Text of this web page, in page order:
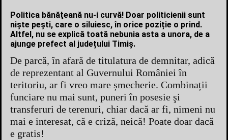
Politica bănăţeană nu-i curvă! Doar politicienii sunt
nişte peşti, care o siluiesc, în orice poziție o prind.
Altfel, nu se explică toată nebunia asta a unora, de a
ajunge prefect al județului Timiş.
De parcă, în afară de titulatura de demnitar, adică
de reprezentant al Guvernului României în
teritoriu, ar fi vreo mare șmecherie. Combinații
funciare nu mai sunt, puneri în posesie şi
transferuri de terenuri, chiar dacă ar fi, nimeni nu
mai e interesat, că e criză, neică! Poate doar dacă
e gratis!